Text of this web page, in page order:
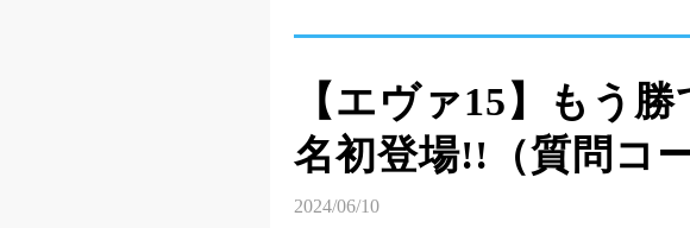
【エヴァ15】もう
名初登場!!（質問コ
2024/06/10